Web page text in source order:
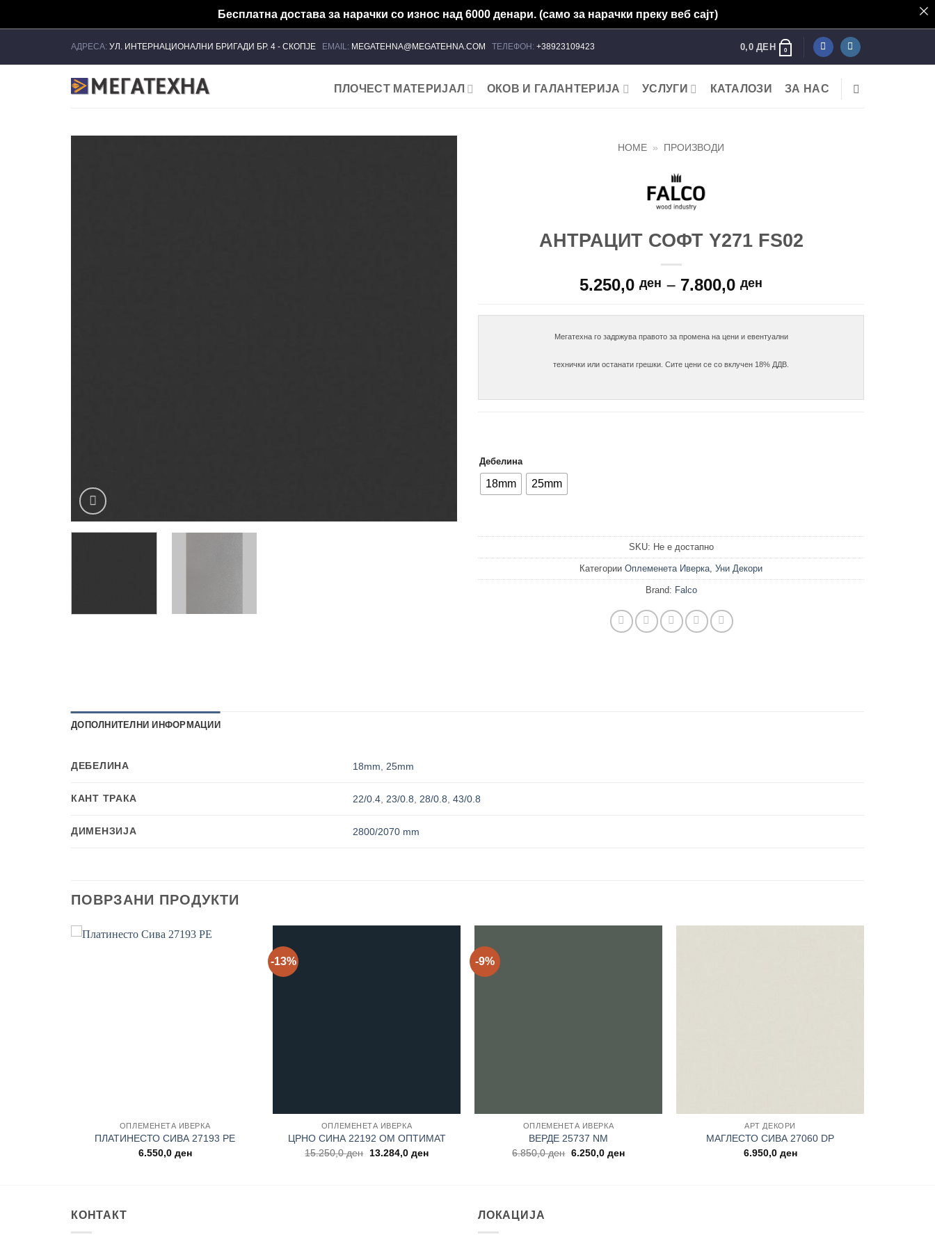
Бесплатна достава за нарачки со износ над 6000 денари. (само за нарачки преку веб сајт)
АДРЕСА: УЛ. ИНТЕРНАЦИОНАЛНИ БРИГАДИ БР. 4 - СКОПЈЕ EMAIL: MEGATEHNA@MEGATEHNA.COM ТЕЛЕФОН: +38923109423 0,0ДЕН 0
ПЛОЧЕСТ МАТЕРИЈАЛ ОКОВ И ГАЛАНТЕРИЈА УСЛУГИ КАТАЛОЗИ ЗА НАС
HOME » ПРОИЗВОДИ
АНТРАЦИТ СОФТ Y271 FS02
5.250,0 ден – 7.800,0 ден
5.250,0 ден
through
Мегатехна го задржува правото за промена на цени и евентуални
технички или останати грешки. Сите цени се со вклучен 18% ДДВ.
Дебелина
18mm 25mm
SKU: Не е достапно
Категории Оплеменета Иверка, Уни Декори
Brand: Falco
ДОПОЛНИТЕЛНИ ИНФОРМАЦИИ
ДЕБЕЛИНА 18mm,25mm
КАНТ ТРАКА 22/0.4,23/0.8,28/0.8,43/0.8
ДИМЕНЗИЈА 2800/2070 mm
ПОВРЗАНИ ПРОДУКТИ
ОПЛЕМЕНЕТА ИВЕРКА
ПЛАТИНЕСТО СИВА 27193 PE
6.550,0 ден
-13%
ОПЛЕМЕНЕТА ИВЕРКА
ЦРНО СИНА 22192 OM ОПТИМАТ
15.250,0ден
Original
13.284,0 денCurrent
-9%
ОПЛЕМЕНЕТА ИВЕРКА
ВЕРДЕ 25737 NM
6.850,0ден Original
6.250,0 денCurrent
АРТ ДЕКОРИ
МАГЛЕСТО СИВА 27060 DP
6.950,0 ден
КОНТАКТ ЛОКАЦИЈА